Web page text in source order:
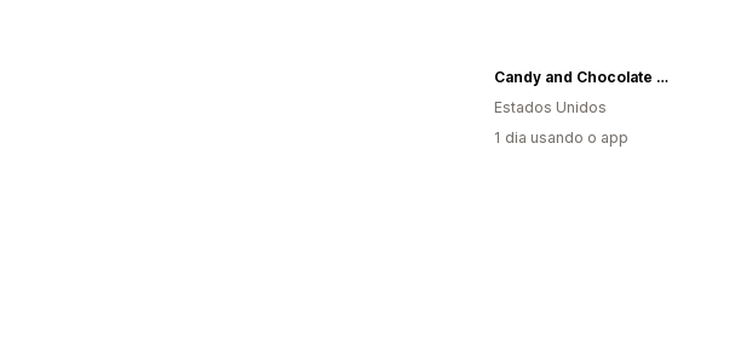
Candy and Chocolate Company
Estados Unidos
1 dia usando o app